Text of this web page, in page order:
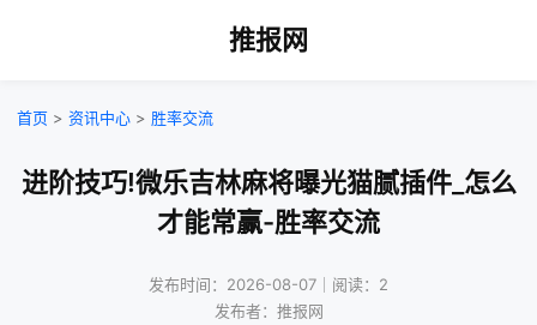
推报网
首页 > 资讯中心 > 胜率交流
进阶技巧!微乐吉林麻将曝光猫腻插件_怎么
才能常赢-胜率交流
发布时间：2026-08-07｜阅读：2
发布者：推报网